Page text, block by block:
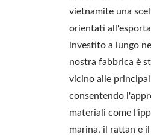
vietnamite una
orientati
investito a lungo
nostra fabbrica è
vicino alle
consentendo
materiali come
marina, il rattan e